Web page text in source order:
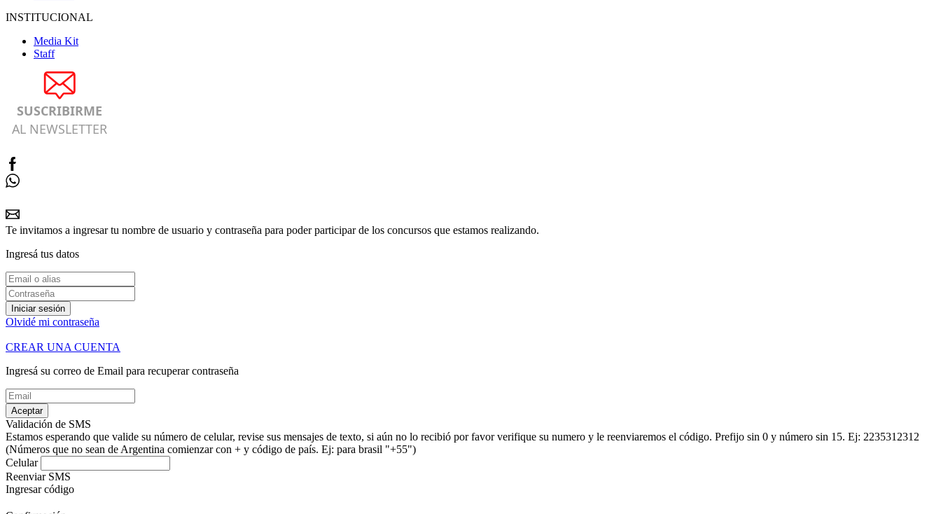
INSTITUCIONAL
Media Kit
Staff
SUSCRIBIRME
AL NEWSLETTER
Te invitamos a ingresar tu nombre de usuario y contraseña para poder participar de los concursos que estamos realizando.
Ingresá tus datos
Iniciar sesión
Olvidé mi contraseña
CREAR UNA CUENTA
Ingresá su correo de Email para recuperar contraseña
Aceptar
Validación de SMS
Estamos esperando que valide su número de celular, revise sus mensajes de texto, si aún no lo recibió por favor verifique su numero y le reenviaremos el código. Prefijo sin 0 y número sin 15. Ej: 2235312312
(Números que no sean de Argentina comienzar con + y código de país. Ej: para brasil "+55")
Celular
Reenviar SMS
Ingresar código